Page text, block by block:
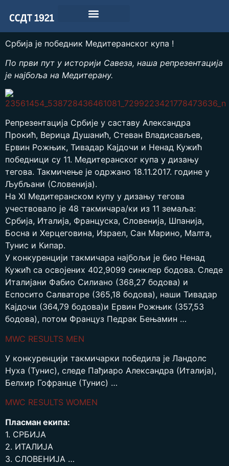
Србија је победник Медитеранског купа !
По први пут у историји Савеза, наша репрезентација
је најбоља на Медитерану.
Репрезентација Србије у саставу Александра
Прокић, Верица Душанић, Стеван Владисављев,
Ервин Рожњик, Тивадар Кајдочи и Ненад Кужић
победници су 11. Медитеранског купа у дизању
тегова. Такмичење је одржано 18.11.2017. године у
Љубљани (Словенија).
На XI Медитеранском купу у дизању тегова
учествовало је 48 такмичара/ки из 11 земаља:
Србија, Италија, Француска, Словенија, Шпанија,
Босна и Херцеговина, Израел, Сан Марино, Малта,
Тунис и Кипар.
У конкуренцији такмичара најбољи је био Ненад
Кужић са освојених 402,9099 синклер бодова. Следе
Италијани Фабио Силиано (368,27 бодова) и
Еспосито Салваторе (365,18 бодова), наши Тивадар
Кајдочи (364,79 бодова)и Ервин Рожњик (357,53
бодова), потом Француз Педрак Бењамин …
MWC RESULTS MEN
У конкуренцији такмичарки победила је Ландолс
Нуха (Тунис), следе Пађиаро Александра (Италија),
Белхир Гофранце (Тунис) …
MWC RESULTS WOMEN
Пласман екипа:
1. СРБИЈА
2. ИТАЛИЈА
3. СЛОВЕНИЈА …